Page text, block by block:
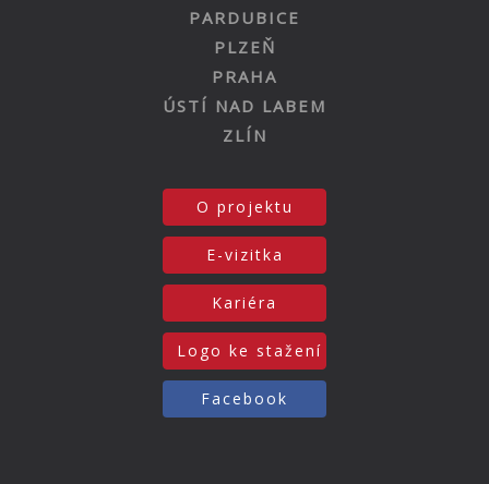
PARDUBICE
PLZEŇ
PRAHA
ÚSTÍ NAD LABEM
ZLÍN
O projektu
E-vizitka
Kariéra
Logo ke stažení
Facebook